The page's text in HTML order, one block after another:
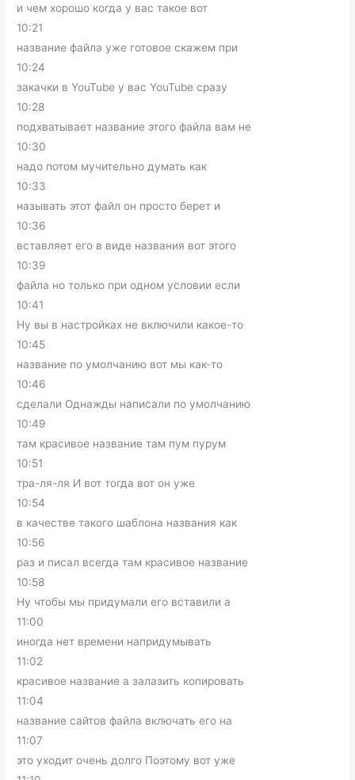
и чем хорошо когда у вас такое вот
10:21
название файла уже готовое скажем при
10:24
закачки в YouTube у вас YouTube сразу
10:28
подхватывает название этого файла вам не
10:30
надо потом мучительно думать как
10:33
называть этот файл он просто берет и
10:36
вставляет его в виде названия вот этого
10:39
файла но только при одном условии если
10:41
Ну вы в настройках не включили какое-то
10:45
название по умолчанию вот мы как-то
10:46
сделали Однажды написали по умолчанию
10:49
там красивое название там пум пурум
10:51
тра-ля-ля И вот тогда вот он уже
10:54
в качестве такого шаблона названия как
10:56
раз и писал всегда там красивое название
10:58
Ну чтобы мы придумали его вставили а
11:00
иногда нет времени напридумывать
11:02
красивое название а залазить копировать
11:04
название сайтов файла включать его на
11:07
это уходит очень долго Поэтому вот уже